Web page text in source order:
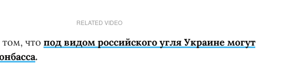
RELATED VIDEO
том, что под видом российского угля Украине могут
.